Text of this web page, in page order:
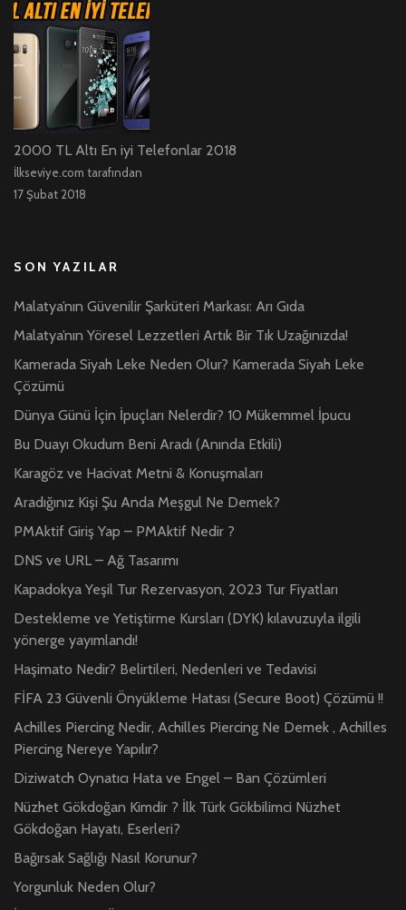
2000 TL Altı En iyi Telefonlar 2018
İlkseviye.com tarafından
17 Şubat 2018
SON YAZILAR
Malatya’nın Güvenilir Şarküteri Markası: Arı Gıda
Malatya’nın Yöresel Lezzetleri Artık Bir Tık Uzağınızda!
Kamerada Siyah Leke Neden Olur? Kamerada Siyah Leke
Çözümü
Dünya Günü İçin İpuçları Nelerdir? 10 Mükemmel İpucu
Bu Duayı Okudum Beni Aradı (Anında Etkili)
Karagöz ve Hacivat Metni & Konuşmaları
Aradığınız Kişi Şu Anda Meşgul Ne Demek?
PMAktif Giriş Yap – PMAktif Nedir ?
DNS ve URL – Ağ Tasarımı
Kapadokya Yeşil Tur Rezervasyon, 2023 Tur Fiyatları
Destekleme ve Yetiştirme Kursları (DYK) kılavuzuyla ilgili
yönerge yayımlandı!
Haşimato Nedir? Belirtileri, Nedenleri ve Tedavisi
FİFA 23 Güvenli Önyükleme Hatası (Secure Boot) Çözümü !!
Achilles Piercing Nedir, Achilles Piercing Ne Demek , Achilles
Piercing Nereye Yapılır?
Diziwatch Oynatıcı Hata ve Engel – Ban Çözümleri
Nüzhet Gökdoğan Kimdir ? İlk Türk Gökbilimci Nüzhet
Gökdoğan Hayatı, Eserleri?
Bağırsak Sağlığı Nasıl Korunur?
Yorgunluk Neden Olur?